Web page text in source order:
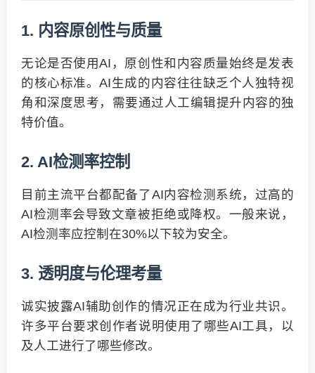
1. 内容原创性与质量
无论是否使用AI，原创性和内容质量始终是发表
的核心标准。AI生成的内容往往缺乏个人独特视
角和深度思考，需要通过人工编辑提升内容的独
特价值。
2. AI检测率控制
目前主流平台都配备了AI内容检测系统，过高的
AI检测率会导致文章被拒绝或降权。一般来说，
AI检测率应控制在30%以下较为安全。
3. 透明度与伦理考量
诚实披露AI辅助创作的情况正在成为行业共识。
许多平台要求创作者说明使用了哪些AI工具，以
及人工进行了哪些修改。